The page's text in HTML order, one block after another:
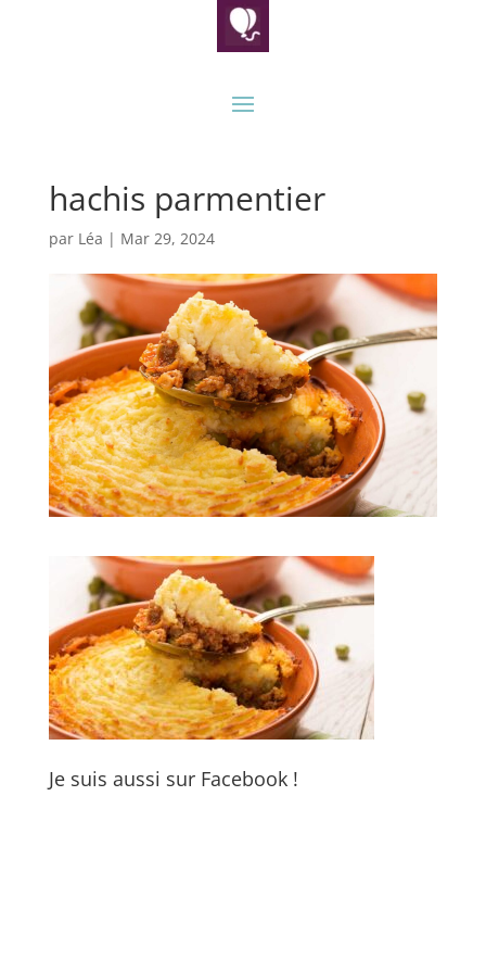
hachis parmentier
par Léa | Mar 29, 2024
Je suis aussi sur Facebook !